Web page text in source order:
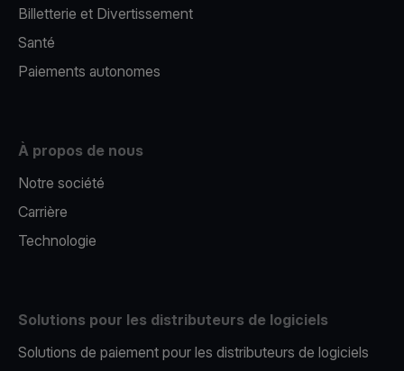
Billetterie et Divertissement
Santé
Paiements autonomes
À propos de nous
Notre société
Carrière
Technologie
Solutions pour les distributeurs de logiciels
Solutions de paiement pour les distributeurs de logiciels